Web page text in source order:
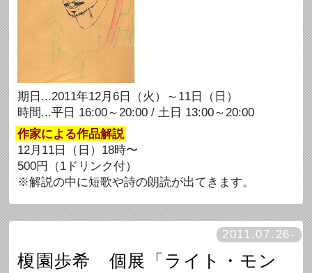
期日...2011年12月6日（火）～11日（日）
時間...平日 16:00～20:00 / 土日 13:00～20:00
作家による作品解説
12月11日（日）18時〜
500円（1ドリンク付）
※解説の中に短歌や詩の朗読が出てきます。
2011.07.26-
榎園歩希 個展「ライト・モン